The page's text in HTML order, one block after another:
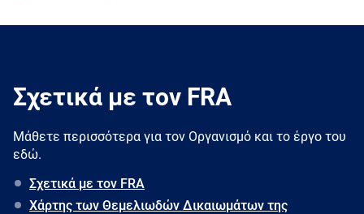
Σχετικά με τον FRA
Μάθετε περισσότερα για τον Oργανισμό και το έργο του
εδώ.
Σχετικά με τον FRA
Χάρτης των Θεμελιωδών Δικαιωμάτων της